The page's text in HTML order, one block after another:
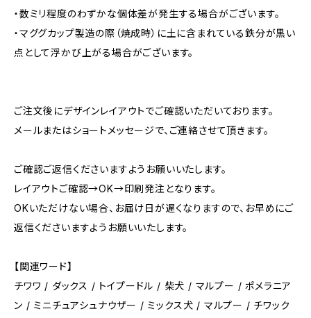
・数ミリ程度のわずかな個体差が発生する場合がございます。
・マググカップ製造の際（焼成時）に土に含まれている鉄分が黒い
点として浮かび上がる場合がございます。
ご注文後にデザインレイアウトでご確認いただいております。
メールまたはショートメッセージで、ご連絡させて頂きます。
ご確認ご返信くださいますようお願いいたします。
レイアウトご確認→OK→印刷発注となります。
OKいただけない場合、お届け日が遅くなりますので、お早めにご
返信くださいますようお願いいたします。
【関連ワード】
チワワ / ダックス / トイプードル / 柴犬 / マルプー / ポメラニア
ン / ミニチュアシュナウザー / ミックス犬 / マルプー / チワック